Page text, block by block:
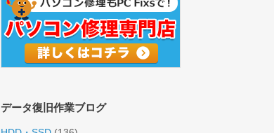
データ復旧作業ブログ